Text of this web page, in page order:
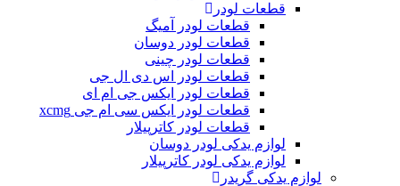
قطعات لودر
قطعات لودر آمیگ
قطعات لودر دوسان
قطعات لودر چینی
قطعات لودر اس دی ال جی
قطعات لودر ایکس جی ام ای
قطعات لودر ایکس سی ام جی xcmg
قطعات لودر کاترپیلار
لوازم یدکی لودر دوسان
لوازم یدکی لودر کاترپیلار
لوازم یدکی گریدر